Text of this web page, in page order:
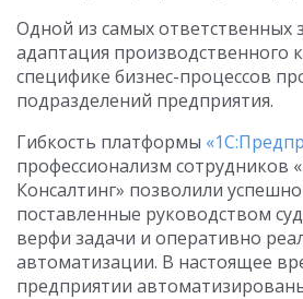
Одной из самых ответственных
адаптация производственного
специфике бизнес-процессов
подразделений предприятия.
Гибкость платформы
профессионализм сотрудников
Консалтинг» позволили
поставленные руководством
верфи задачи и оперативно
автоматизации. В настоящее
предприятии